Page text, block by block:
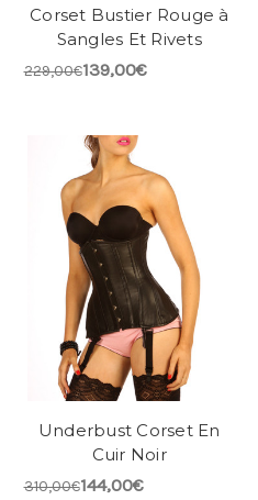
Corset Bustier Rouge à
Sangles Et Rivets
229,00€139,00€
Underbust Corset En
Cuir Noir
310,00€144,00€